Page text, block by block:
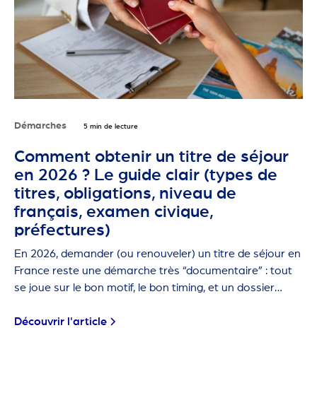
Démarches 5 min de lecture
Comment obtenir un titre de séjour
en 2026 ? Le guide clair (types de
titres, obligations, niveau de
français, examen civique,
préfectures)
En 2026, demander (ou renouveler) un titre de séjour en
France reste une démarche très “documentaire” : tout
se joue sur le bon motif, le bon timing, et un dossier
Découvrir l'article